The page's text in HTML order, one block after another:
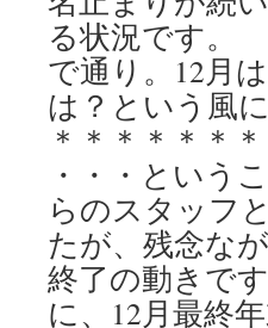
る状況です。
で通り。12月
は？という風
＊＊＊＊＊＊
・・・という
らのスタッフ
たが、残念な
終了の動きで
に、12月最終